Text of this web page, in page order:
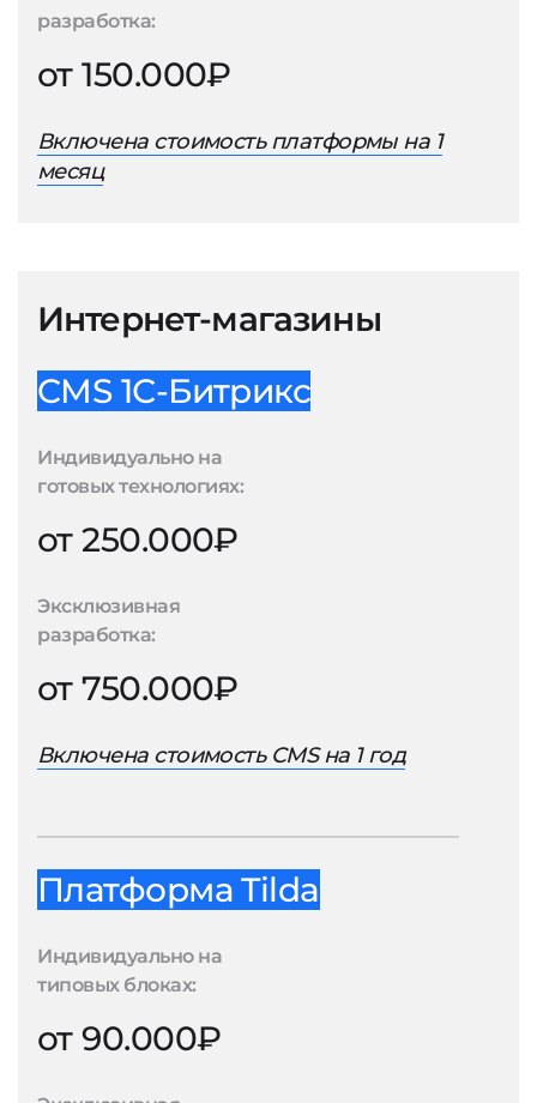
разработка:
от 150.000₽
Включена стоимость платформы на 1
месяц
Интернет-магазины
CMS 1С-Битрикс
Индивидуально на
готовых технологиях:
от 250.000₽
Эксклюзивная
разработка:
от 750.000₽
Включена стоимость CMS на 1 год
Платформа Tilda
Индивидуально на
типовых блоках:
от 90.000₽